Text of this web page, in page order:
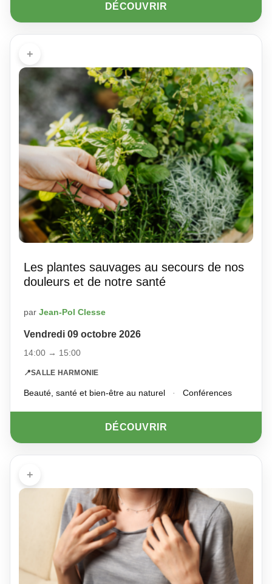
DÉCOUVRIR
+
Les plantes sauvages au secours de nos
douleurs et de notre santé
par Jean-Pol Clesse
Vendredi 09 octobre 2026
14:00 → 15:00
📍SALLE HARMONIE
Beauté, santé et bien-être au naturel · Conférences
DÉCOUVRIR
+